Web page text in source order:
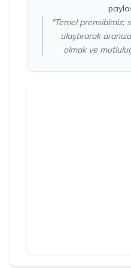
"Temel prensibimiz;
ulaştırarak
olmak ve